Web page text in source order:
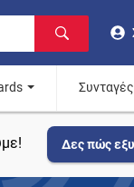
Συνταγές
Δες πώς